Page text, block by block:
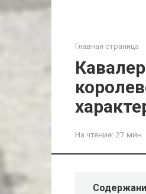
Главная страница
На чтение: 27 мин